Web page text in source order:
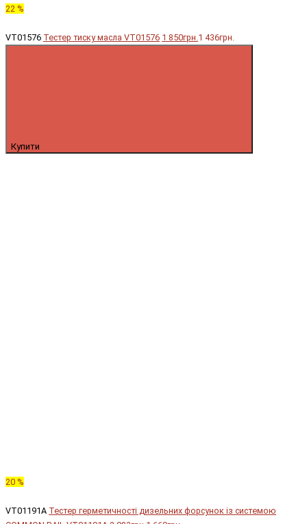
22 %
VT01576 Тестер тиску масла VT01576 1 850грн. 1 436грн.
Купити
20 %
VT01191A Тестер герметичності дизельних форсунок із системою